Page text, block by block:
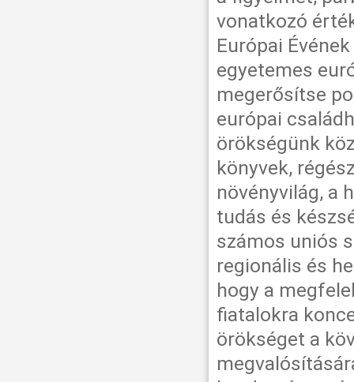
vonatkozó
Európai
egyetemes
megerősítse
európai
örökségünk
könyvek,
növényvilág, a
tudás és
számos uniós
regionális és
hogy a
fiatalokra
örökséget a